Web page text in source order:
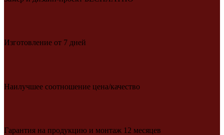
Изготовление от 7 дней
Наилучшее соотношение цена/качество
Гарантия на продукцию и монтаж 12 месяцев